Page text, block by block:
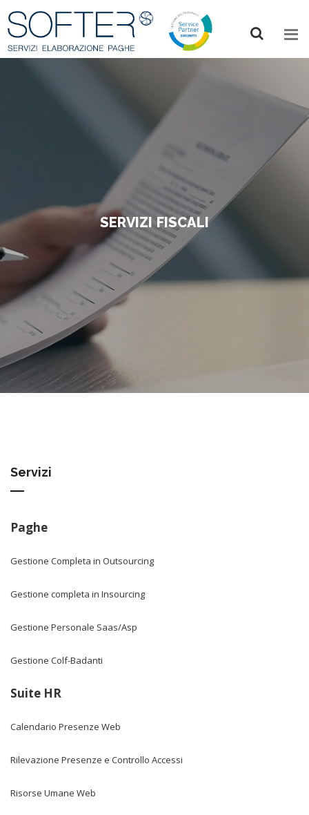
to
main
content
SERVIZI FISCALI
Servizi
Paghe
Gestione Completa in Outsourcing
Gestione completa in Insourcing
Gestione Personale Saas/Asp
Gestione Colf-Badanti
Suite HR
Calendario Presenze Web
Rilevazione Presenze e Controllo Accessi
Risorse Umane Web